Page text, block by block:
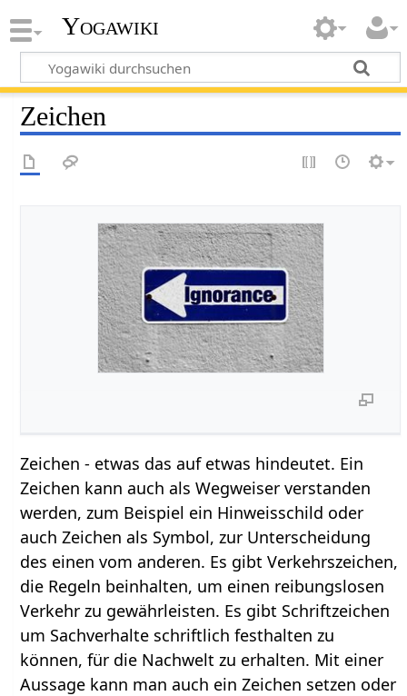
Yogawiki
Zeichen
Zeichen - etwas das auf etwas hindeutet. Ein
Zeichen kann auch als Wegweiser verstanden
werden, zum Beispiel ein Hinweisschild oder
auch Zeichen als Symbol, zur Unterscheidung
des einen vom anderen. Es gibt Verkehrszeichen,
die Regeln beinhalten, um einen reibungslosen
Verkehr zu gewährleisten. Es gibt Schriftzeichen
um Sachverhalte schriftlich festhalten zu
können, für die Nachwelt zu erhalten. Mit einer
Aussage kann man auch ein Zeichen setzen oder